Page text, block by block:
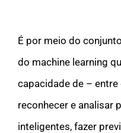
É por meio do
do machine learning
capacidade de –
reconhecer e analisar
inteligentes, fazer